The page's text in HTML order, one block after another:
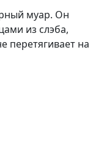
муар. Он
из слэба,
перетягивает на